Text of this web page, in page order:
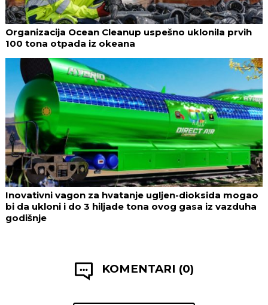
Organizacija Ocean Cleanup uspešno uklonila prvih
100 tona otpada iz okeana
Inovativni vagon za hvatanje ugljen-dioksida mogao
bi da ukloni i do 3 hiljade tona ovog gasa iz vazduha
godišnje
KOMENTARI (0)